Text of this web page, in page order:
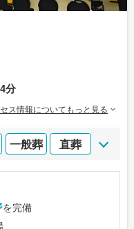
分
ス情報についてもっと見る
一般葬 直葬
を完備